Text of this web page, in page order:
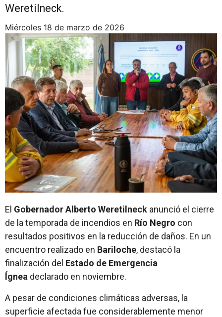
Weretilneck.
miércoles 18 de marzo de 2026
El Gobernador Alberto Weretilneck anunció el cierre
de la temporada de incendios en Río Negro con
resultados positivos en la reducción de daños. En un
encuentro realizado en Bariloche, destacó la
finalización del Estado de Emergencia
Ígnea declarado en noviembre.
A pesar de condiciones climáticas adversas, la
superficie afectada fue considerablemente menor